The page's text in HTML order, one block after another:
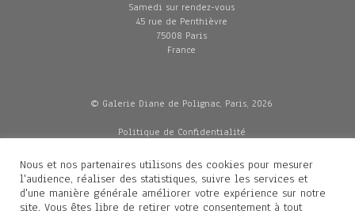
Samedi sur rendez-vous
45 rue de Penthièvre
75008 Paris
France
© Galerie Diane de Polignac, Paris, 2026
Politique de Confidentialité
Mentions légales
Livraisons
Nous et nos partenaires utilisons des cookies pour mesurer
l'audience, réaliser des statistiques, suivre les services et
d'une manière générale améliorer votre expérience sur notre
site. Vous êtes libre de retirer votre consentement à tout